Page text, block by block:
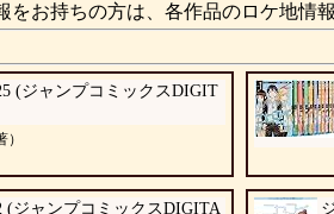
お持ちの方は、各作品のロケ地情
(ジャンプコミックスDIGIT
(ジャンプコミックスDIGITA